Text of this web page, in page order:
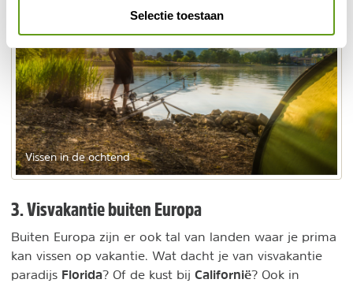
Selectie toestaan
Vissen in de ochtend
3. Visvakantie buiten Europa
Buiten Europa zijn er ook tal van landen waar je prima
kan vissen op vakantie. Wat dacht je van visvakantie
paradijs Florida? Of de kust bij Californië? Ook in